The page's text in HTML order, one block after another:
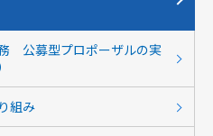
公募型プロポーザルの実
組み